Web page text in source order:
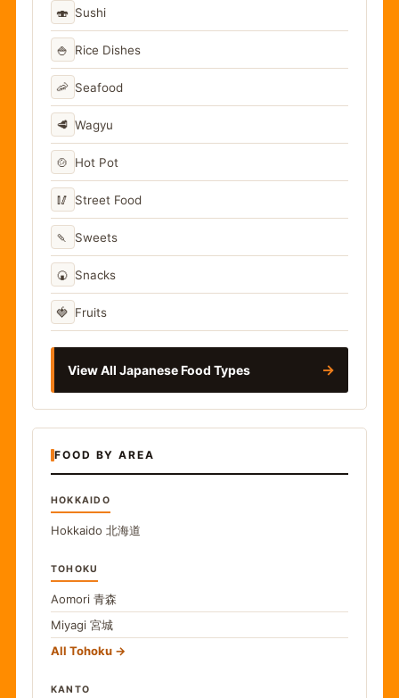
🍣 Sushi
🍚 Rice Dishes
🦐 Seafood
🥩 Wagyu
🍲 Hot Pot
🥢 Street Food
🍡 Sweets
🍘 Snacks
🍓 Fruits
View All Japanese Food Types →
FOOD BY AREA
HOKKAIDO
Hokkaido 北海道
TOHOKU
Aomori 青森
Miyagi 宮城
All Tohoku
KANTO